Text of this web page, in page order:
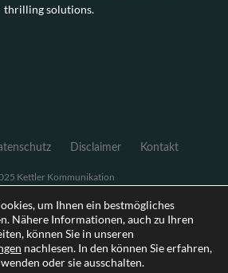
thrilling solutions.
Disclaimer Kontakt
Kettler Kommunikation
um Ihnen ein bestmögliches
Nähere Informationen, auch zu Ihren
können Sie in unseren
nachlesen. In den können Sie erfahren,
oder sie ausschalten.